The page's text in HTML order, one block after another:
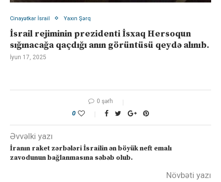
Cinayətkar İsrail Yaxın Şərq
İsrail rejiminin prezidenti İsxaq Hersoqun
sığınacağa qaçdığı anın görüntüsü qeydə alınıb.
İyun 17, 2025
0 şərh
0
Əvvəlki yazı
İranın raket zərbələri İsrailin ən böyük neft emalı
zavodunun bağlanmasına səbəb olub.
Növbəti yazı